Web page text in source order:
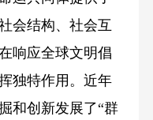
会结构、社会互
响应全球文明倡
独特作用。近年
和创新发展了“群